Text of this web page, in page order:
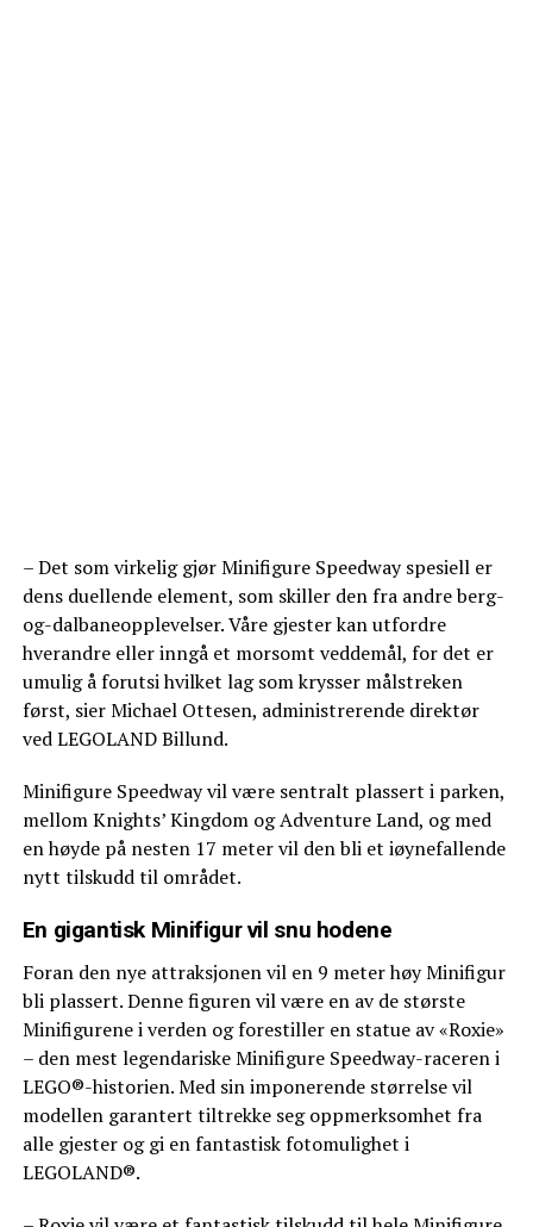
– Det som virkelig gjør Minifigure Speedway spesiell er
dens duellende element, som skiller den fra andre berg-
og-dalbaneopplevelser. Våre gjester kan utfordre
hverandre eller inngå et morsomt veddemål, for det er
umulig å forutsi hvilket lag som krysser målstreken
først, sier Michael Ottesen, administrerende direktør
ved LEGOLAND Billund.
Minifigure Speedway vil være sentralt plassert i parken,
mellom Knights’ Kingdom og Adventure Land, og med
en høyde på nesten 17 meter vil den bli et iøynefallende
nytt tilskudd til området.
En gigantisk Minifigur vil snu hodene
Foran den nye attraksjonen vil en 9 meter høy Minifigur
bli plassert. Denne figuren vil være en av de største
Minifigurene i verden og forestiller en statue av «Roxie»
– den mest legendariske Minifigure Speedway-raceren i
LEGO®-historien. Med sin imponerende størrelse vil
modellen garantert tiltrekke seg oppmerksomhet fra
alle gjester og gi en fantastisk fotomulighet i
LEGOLAND®.